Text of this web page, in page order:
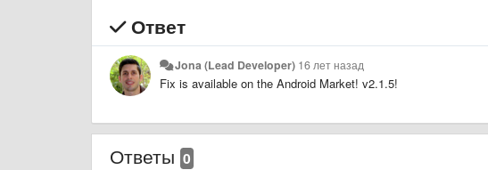
Ответ
Jona (Lead Developer) 16 лет назад
Fix is available on the Android Market! v2.1.5!
Ответы 0